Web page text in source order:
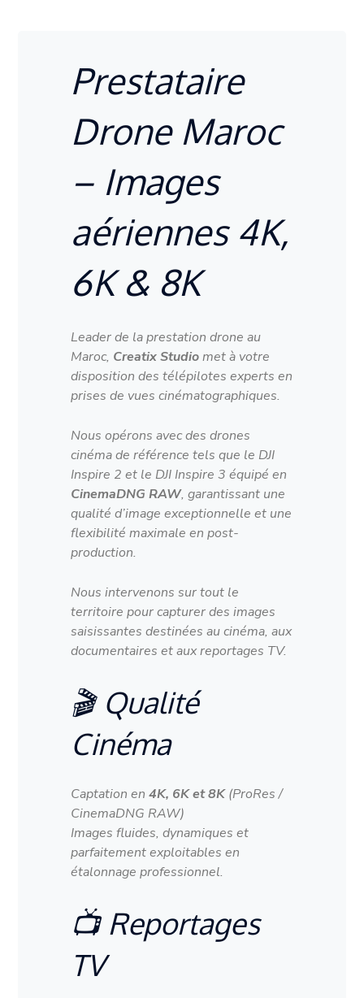
Prestataire
Drone Maroc
– Images
aériennes 4K,
6K & 8K
Leader de la prestation drone au
Maroc, Creatix Studiomet à votre
disposition des télépilotes experts en
prises de vues cinématographiques.
Nous opérons avec des drones
cinéma de référence tels que le DJI
Inspire 2 et le DJI Inspire 3 équipé en
CinemaDNG RAW, garantissant une
qualité d’image exceptionnelle et une
flexibilité maximale en post-
production.
Nous intervenons sur tout le
territoire pour capturer des images
saisissantes destinées au cinéma, aux
documentaires et aux reportages TV.
🎬 Qualité
Cinéma
Captation en4K, 6K et 8K(ProRes /
CinemaDNG RAW)
Images fluides, dynamiques et
parfaitement exploitables en
étalonnage professionnel.
📺 Reportages
TV